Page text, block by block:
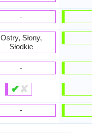
-
Ostry, Słony,
Słodkie
-
✔ ✘
-